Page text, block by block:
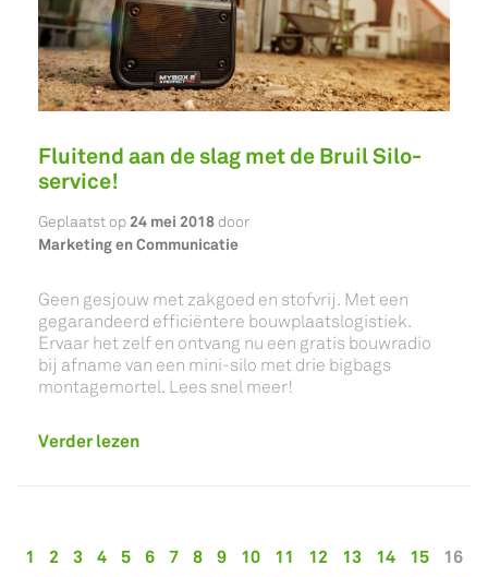
Fluitend aan de slag met de Bruil Silo-
service!
Geplaatst op 24 mei 2018door
Marketing en Communicatie
Geen gesjouw met zakgoed en stofvrij. Met een
gegarandeerd efficiëntere bouwplaatslogistiek.
Ervaar het zelf en ontvang nu een gratis bouwradio
bij afname van een mini-silo met drie bigbags
montagemortel. Lees snel meer!
Verder lezen
1 2 3 4 5 6 7 8 9 10 11 12 13 14 15
16